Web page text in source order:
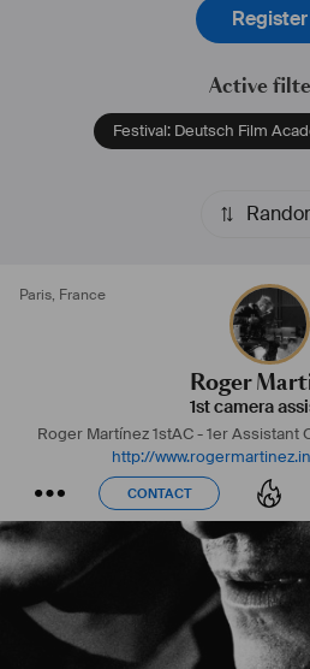
Register
Active
Festival: Deutsch Film
Paris, France
Roger
1st camera
Roger Martínez1stAC - 1er Assistant
http://
#35mm, #
Parle couramment 6 langues (catalan,
portugais et
CONTACT
CONTACT